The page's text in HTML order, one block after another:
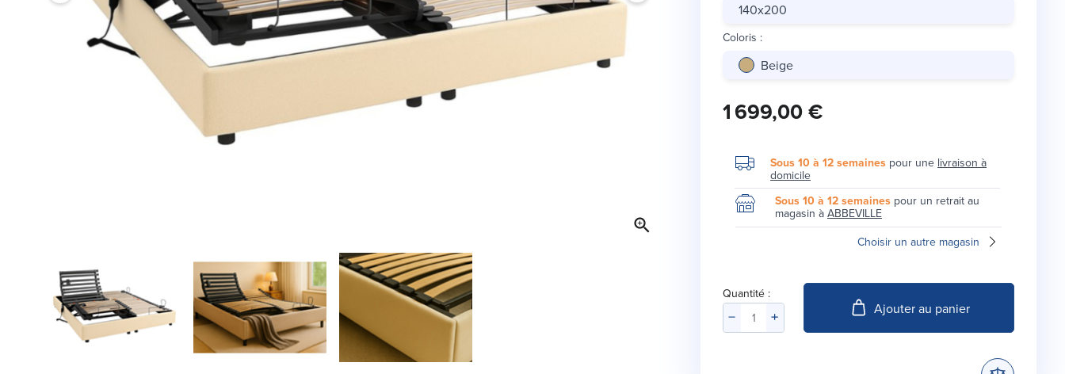
140x200
Coloris :
Beige
1 699,00 €
Sous 10 à 12 semaines pour une livraison à
domicile
Sous 10 à 12 semaines pour un retrait au
magasin à ABBEVILLE
Choisir un autre magasin
Quantité :
Ajouter au panier